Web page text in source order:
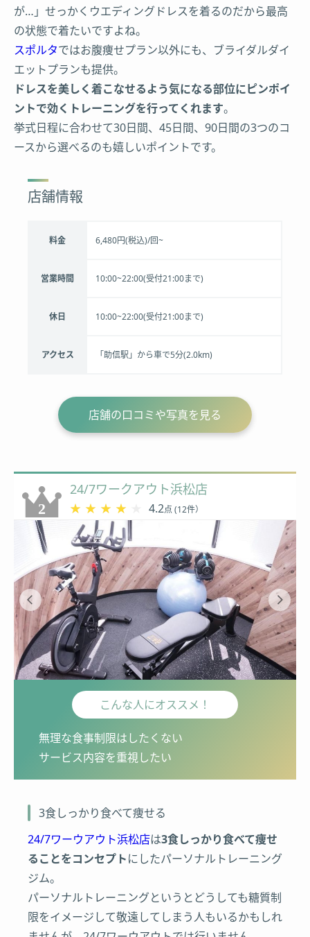
が…」せっかくウエディングドレスを着るのだから最高
の状態で着たいですよね。
スポルタではお腹痩せプラン以外にも、ブライダルダイ
エットプランも提供。
ドレスを美しく着こなせるよう気になる部位にピンポイ
ントで効くトレーニングを行ってくれます。
挙式日程に合わせて30日間、45日間、90日間の3つのコ
ースから選べるのも嬉しいポイントです。
店舗情報
料金 6,480円(税込)/回~
営業時間 10:00~22:00(受付21:00まで)
休日 10:00~22:00(受付21:00まで)
アクセス 「助信駅」から車で5分(2.0km)
店舗の口コミや写真を見る
24/7ワークアウト浜松店
★★★★★
★★★★★ 4.2点 (12件）
こんな人にオススメ！
無理な食事制限はしたくない
サービス内容を重視したい
3食しっかり食べて痩せる
24/7ワーウアウト浜松店は3食しっかり食べて痩せ
ることをコンセプトにしたパーソナルトレーニング
ジム。
パーソナルトレーニングというとどうしても糖質制
限をイメージして敬遠してしまう人もいるかもしれ